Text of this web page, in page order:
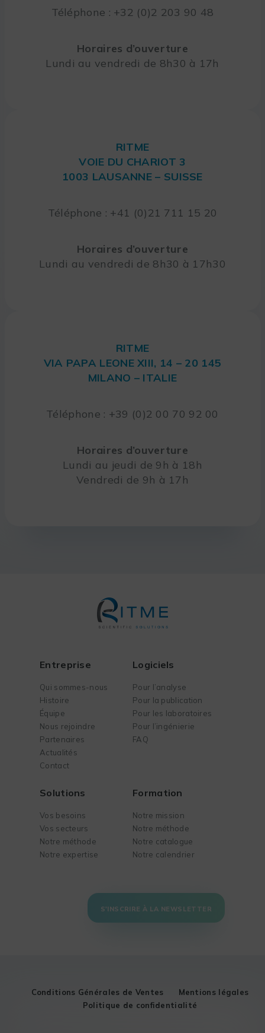
Téléphone : +32 (0)2 203 90 48
Horaires d’ouverture
Lundi au vendredi de 8h30 à 17h
RITME
VOIE DU CHARIOT 3
1003 LAUSANNE – SUISSE
Téléphone : +41 (0)21 711 15 20
Horaires d’ouverture
Lundi au vendredi de 8h30 à 17h30
RITME
VIA PAPA LEONE XIII, 14 – 20 145
MILANO – ITALIE
Téléphone : +39 (0)2 00 70 92 00
Horaires d’ouverture
Lundi au jeudi de 9h à 18h
Vendredi de 9h à 17h
Entreprise
Qui sommes-nous
Histoire
Équipe
Nous rejoindre
Partenaires
Actualités
Contact
Logiciels
Pour l’analyse
Pour la publication
Pour les laboratoires
Pour l’ingénierie
FAQ
Solutions
Vos besoins
Vos secteurs
Notre méthode
Notre expertise
Formation
Notre mission
Notre méthode
Notre catalogue
Notre calendrier
S'INSCRIRE À LA NEWSLETTER
Conditions Générales de Ventes
Mentions légales
Politique de confidentialité